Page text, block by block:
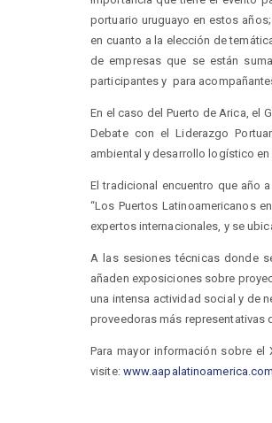
portuario uruguayo en estos
en cuanto a la elección de
de empresas que se están
participantes y para
En el caso del Puerto de Arica, el
Debate con el Liderazgo
ambiental y desarrollo logístico
El tradicional encuentro que año
“Los Puertos Latinoamericanos
expertos internacionales, y se
A las sesiones técnicas donde
añaden exposiciones sobre
una intensa actividad social y de
proveedoras más representativas
Para mayor información sobre el
visite: www.aapalatinoamerica.com